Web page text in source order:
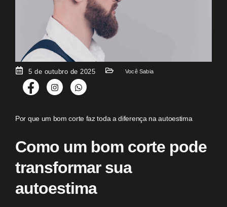
5 de outubro de 2025 Você Sabia
Por que um bom corte faz toda a diferença na autoestima
Como um bom corte pode
transformar sua
autoestima